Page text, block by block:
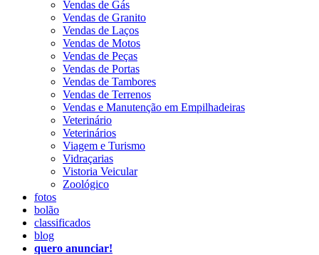
Vendas de Gás
Vendas de Granito
Vendas de Laços
Vendas de Motos
Vendas de Peças
Vendas de Portas
Vendas de Tambores
Vendas de Terrenos
Vendas e Manutenção em Empilhadeiras
Veterinário
Veterinários
Viagem e Turismo
Vidraçarias
Vistoria Veicular
Zoológico
fotos
bolão
classificados
blog
quero anunciar!